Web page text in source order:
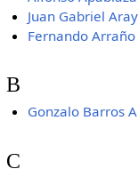
Juan Gabriel
Fernando Arraño
B
Gonzalo Barros
C